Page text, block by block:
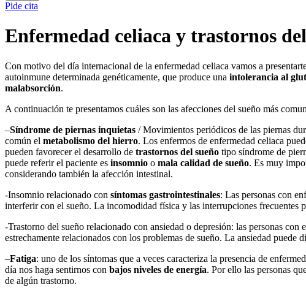
Pide cita
Enfermedad celiaca y trastornos
Con motivo del día internacional de la enfermedad celiaca vamos a
autoinmune determinada genéticamente, que produce una intolerancia al
malabsorción.
A continuación te presentamos cuáles son las afecciones del sueño más
–Síndrome de piernas inquietas / Movimientos periódicos de las piernas
común el metabolismo del hierro. Los enfermos de enfermedad celiaca
pueden favorecer el desarrollo de trastornos del sueño tipo síndrome de
puede referir el paciente es insomnio o mala calidad de sueño. Es muy
considerando también la afección intestinal.
-Insomnio relacionado con síntomas gastrointestinales: Las personas con
interferir con el sueño. La incomodidad física y las interrupciones frecuentes
-Trastorno del sueño relacionado con ansiedad o depresión: las personas
estrechamente relacionados con los problemas de sueño. La ansiedad
–Fatiga: uno de los síntomas que a veces caracteriza la presencia de
día nos haga sentirnos con bajos niveles de energía. Por ello las personas
de algún trastorno.